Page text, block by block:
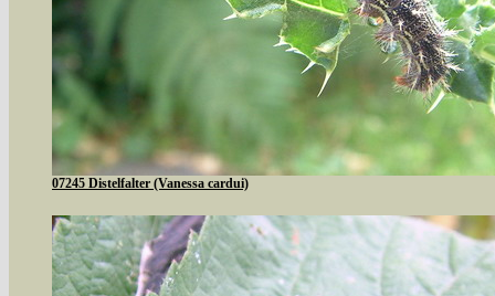
07245 Distelfalter (Vanessa cardui)